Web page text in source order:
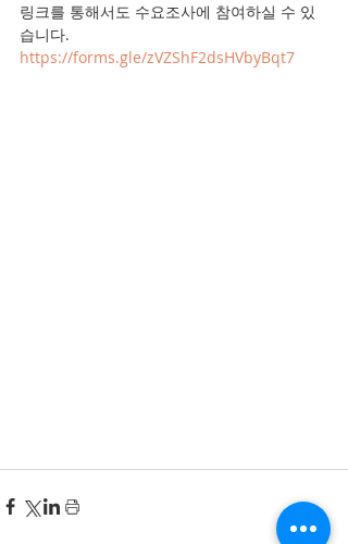
링크를 통해서도 수요조사에 참여하실 수 있
습니다.
https://forms.gle/zVZShF2dsHVbyBqt7